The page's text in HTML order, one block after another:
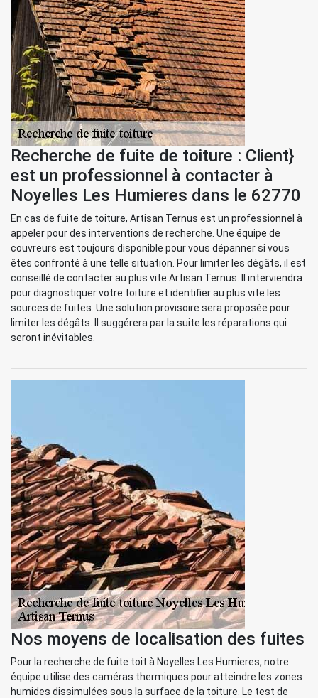
Recherche de fuite de toiture : Client}
est un professionnel à contacter à
Noyelles Les Humieres dans le 62770
En cas de fuite de toiture, Artisan Ternus est un professionnel à
appeler pour des interventions de recherche. Une équipe de
couvreurs est toujours disponible pour vous dépanner si vous
êtes confronté à une telle situation. Pour limiter les dégâts, il est
conseillé de contacter au plus vite Artisan Ternus. Il interviendra
pour diagnostiquer votre toiture et identifier au plus vite les
sources de fuites. Une solution provisoire sera proposée pour
limiter les dégâts. Il suggérera par la suite les réparations qui
seront inévitables.
Nos moyens de localisation des fuites
Pour la recherche de fuite toit à Noyelles Les Humieres, notre
équipe utilise des caméras thermiques pour atteindre les zones
humides dissimulées sous la surface de la toiture. Le test de